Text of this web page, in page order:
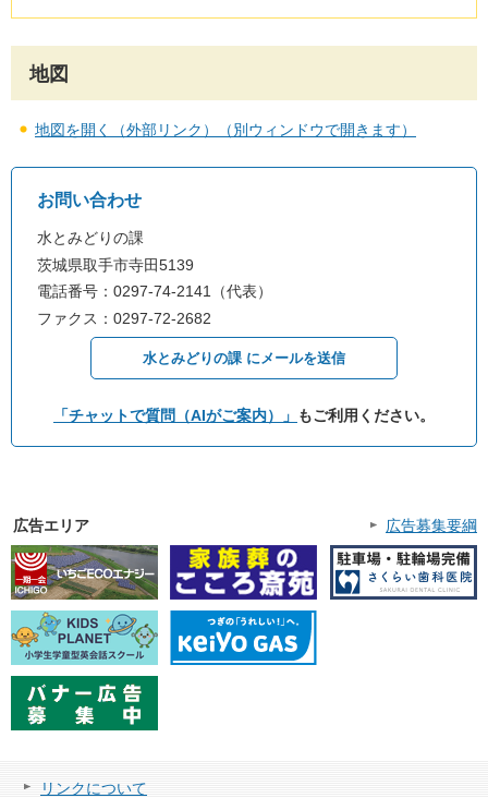
地図
地図を開く（外部リンク）（別ウィンドウで開きます）
お問い合わせ
水とみどりの課
茨城県取手市寺田5139
電話番号：0297-74-2141（代表）
ファクス：0297-72-2682
水とみどりの課 にメールを送信
「チャットで質問（AIがご案内）」 もご利用ください。
広告エリア 広告募集要綱
リンクについて